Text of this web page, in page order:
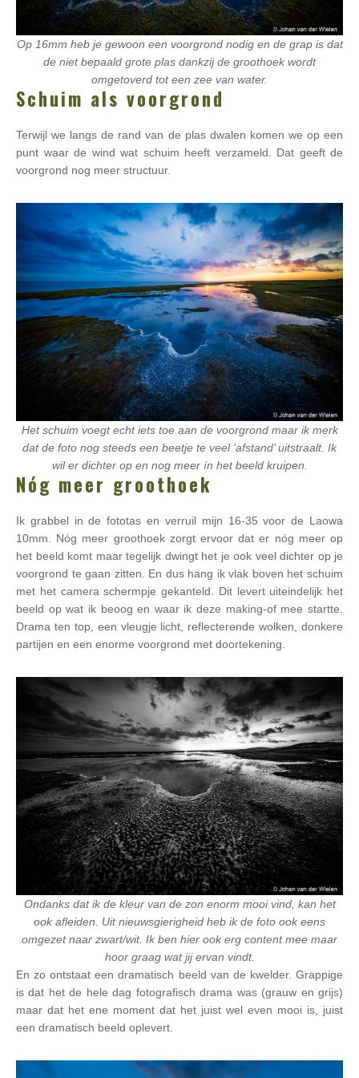
Op 16mm heb je gewoon een voorgrond nodig en de grap is dat
de niet bepaald grote plas dankzij de groothoek wordt
omgetoverd tot een zee van water.
Schuim als voorgrond
Terwijl we langs de rand van de plas dwalen komen we op een
punt waar de wind wat schuim heeft verzameld. Dat geeft de
voorgrond nog meer structuur.
Het schuim voegt echt iets toe aan de voorgrond maar ik merk
dat de foto nog steeds een beetje te veel ‘afstand’ uitstraalt. Ik
wil er dichter op en nog meer ín het beeld kruipen.
Nóg meer groothoek
Ik grabbel in de fototas en verruil mijn 16-35 voor de Laowa
10mm. Nóg meer groothoek zorgt ervoor dat er nóg meer op
het beeld komt maar tegelijk dwingt het je ook veel dichter op je
voorgrond te gaan zitten. En dus hang ik vlak boven het schuim
met het camera schermpje gekanteld. Dit levert uiteindelijk het
beeld op wat ik beoog en waar ik deze making-of mee startte.
Drama ten top, een vleugje licht, reflecterende wolken, donkere
partijen en een enorme voorgrond met doortekening.
Ondanks dat ik de kleur van de zon enorm mooi vind, kan het
ook afleiden. Uit nieuwsgierigheid heb ik de foto ook eens
omgezet naar zwart/wit. Ik ben hier ook erg content mee maar
hoor graag wat jij ervan vindt.
En zo ontstaat een dramatisch beeld van de kwelder. Grappige
is dat het de hele dag fotografisch drama was (grauw en grijs)
maar dat het ene moment dat het juist wel even mooi is, juist
een dramatisch beeld oplevert.